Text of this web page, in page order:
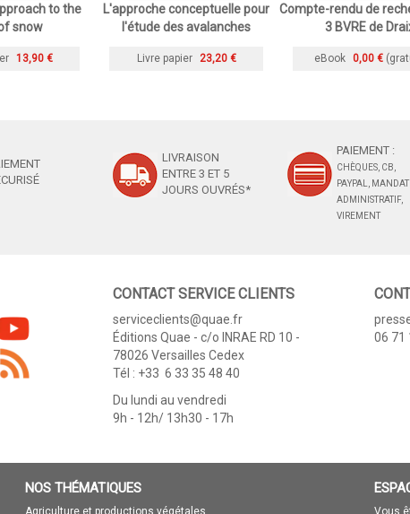
to the
snow
13,90 €
L'approche conceptuelle pour
l'étude des avalanches
Livre papier 23,20 €
Compte-rendu de
3 BVRE de
eBook 0,00 €
LIVRAISON
ENTRE 3 ET 5
JOURS OUVRÉS*
PAIEMENT :
CHÈQUES, CB,
PAYPAL, MANDAT
ADMINISTRATIF,
VIREMENT
CONTACT SERVICE CLIENTS
serviceclients@quae.fr
Éditions Quae - c/o INRAE RD 10 -
78026 Versailles Cedex
Tél : +33 6 33 35 48 40
Du lundi au vendredi
9h - 12h/ 13h30 - 17h
06 71
NOS THÉMATIQUES
Agriculture et productions végétales Vous